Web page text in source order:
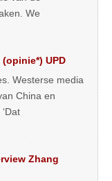
We
UPD
Westerse media
China en
Zhang